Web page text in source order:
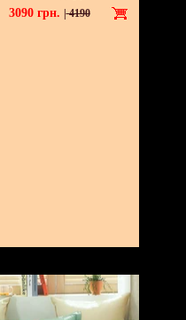
3090 грн. |4190